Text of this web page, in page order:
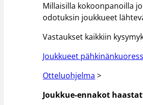
Millaisilla kokoonpanoilla
odotuksin joukkueet
Vastaukset kaikkiin
Joukkueet
Otteluohjelma >
Joukkue-ennakot